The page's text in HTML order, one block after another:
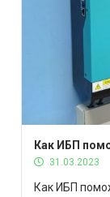
Как ИБП
время31.03.2023
Как ИБП